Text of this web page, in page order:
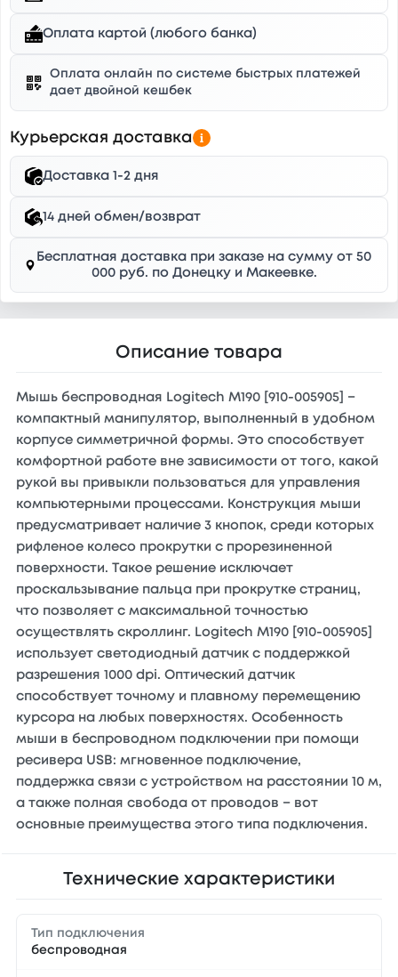
Оплата картой (любого банка)
Оплата онлайн по системе быстрых платежей
дает двойной кешбек
Курьерская доставка
Доставка 1-2 дня
14 дней обмен/возврат
Бесплатная доставка при заказе на сумму от 50
000 руб. по Донецку и Макеевке.
Описание товара
Мышь беспроводная Logitech M190 [910-005905] −
компактный манипулятор, выполненный в удобном
корпусе симметричной формы. Это способствует
комфортной работе вне зависимости от того, какой
рукой вы привыкли пользоваться для управления
компьютерными процессами. Конструкция мыши
предусматривает наличие 3 кнопок, среди которых
рифленое колесо прокрутки с прорезиненной
поверхности. Такое решение исключает
проскальзывание пальца при прокрутке страниц,
что позволяет с максимальной точностью
осуществлять скроллинг. Logitech M190 [910-005905]
использует светодиодный датчик с поддержкой
разрешения 1000 dpi. Оптический датчик
способствует точному и плавному перемещению
курсора на любых поверхностях. Особенность
мыши в беспроводном подключении при помощи
ресивера USB: мгновенное подключение,
поддержка связи с устройством на расстоянии 10 м,
а также полная свобода от проводов − вот
основные преимущества этого типа подключения.
Технические характеристики
Тип подключения
беспроводная